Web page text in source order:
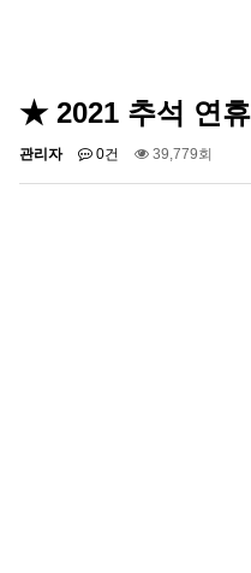
★ 2021 추석 연
관리자 0건 39,779회